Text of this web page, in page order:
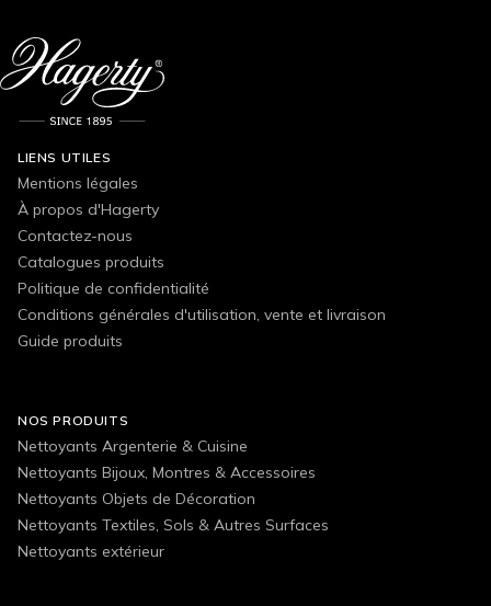
LIENS UTILES
Mentions légales
À propos d'Hagerty
Contactez-nous
Catalogues produits
Politique de confidentialité
Conditions générales d'utilisation, vente et livraison
Guide produits
NOS PRODUITS
Nettoyants Argenterie & Cuisine
Nettoyants Bijoux, Montres & Accessoires
Nettoyants Objets de Décoration
Nettoyants Textiles, Sols & Autres Surfaces
Nettoyants extérieur